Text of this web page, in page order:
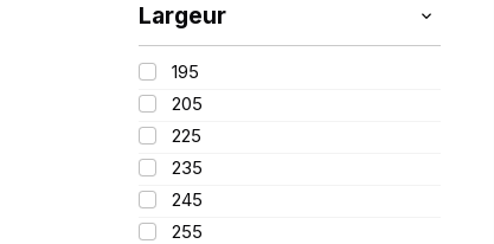
Largeur
195
205
225
235
245
255